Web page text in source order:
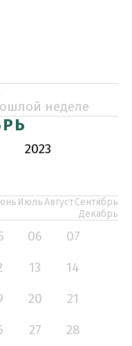
неделе
2023
ИюльАвгустСентябрь
Декабрь
06
07
13
14
20
21
27
28